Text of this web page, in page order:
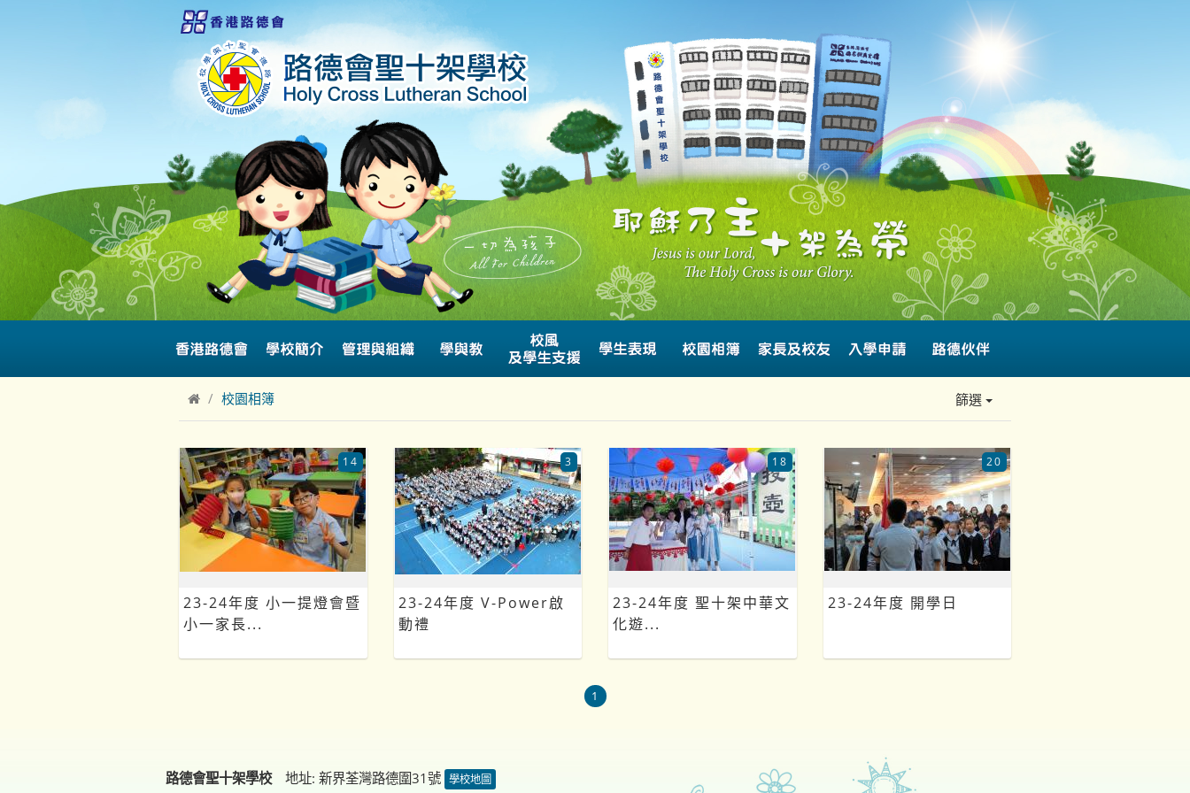
校園相簿 篩選
23-24年度 小一提燈會暨
小一家長...
14
23-24年度 V-Power啟
動禮
3
23-24年度 聖十架中華文
化遊...
18
23-24年度 開學日
20
1
路德會聖十架學校 地址: 新界荃灣路德圍31號 學校地圖